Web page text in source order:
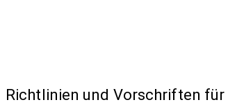
Richtlinien und Vorschriften